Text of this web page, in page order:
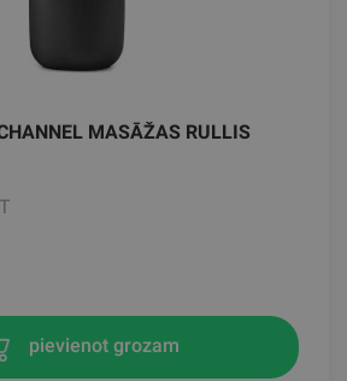
MASĀŽAS RULLIS
pievienot grozam